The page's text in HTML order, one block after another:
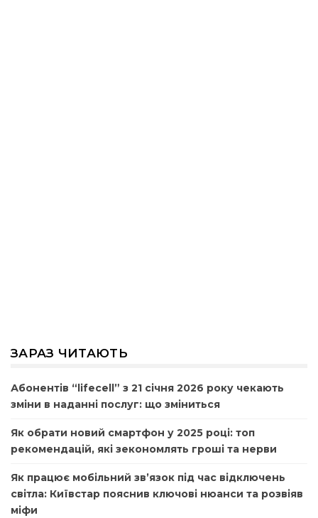
ЗАРАЗ ЧИТАЮТЬ
Абонентів “lifecell” з 21 січня 2026 року чекають
зміни в наданні послуг: що зміниться
Як обрати новий смартфон у 2025 році: топ
рекомендацій, які зекономлять гроші та нерви
Як працює мобільний зв’язок під час відключень
світла: Київстар пояснив ключові нюанси та розвіяв
міфи